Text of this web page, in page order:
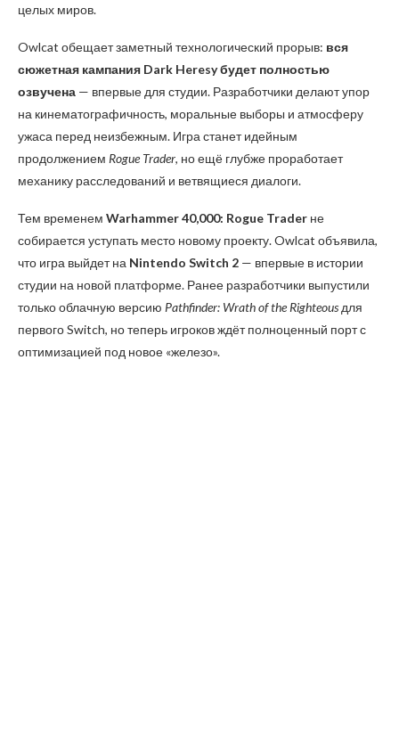
целых миров.
Owlcat обещает заметный технологический прорыв: вся
сюжетная кампания Dark Heresy будет полностью
озвучена — впервые для студии. Разработчики делают упор
на кинематографичность, моральные выборы и атмосферу
ужаса перед неизбежным. Игра станет идейным
продолжением Rogue Trader, но ещё глубже проработает
механику расследований и ветвящиеся диалоги.
Тем временем Warhammer 40,000: Rogue Trader не
собирается уступать место новому проекту. Owlcat объявила,
что игра выйдет на Nintendo Switch 2 — впервые в истории
студии на новой платформе. Ранее разработчики выпустили
только облачную версию Pathfinder: Wrath of the Righteous для
первого Switch, но теперь игроков ждёт полноценный порт с
оптимизацией под новое «железо».